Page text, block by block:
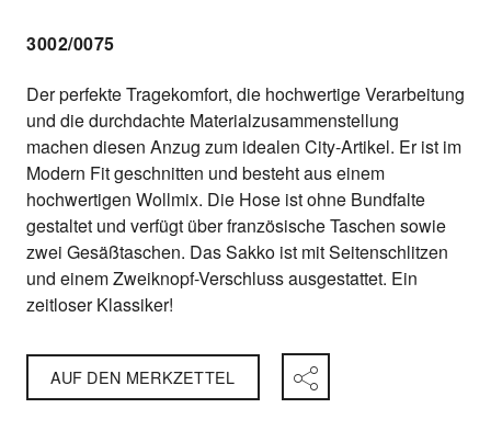
3002/0075
Der perfekte Tragekomfort, die hochwertige Verarbeitung
und die durchdachte Materialzusammenstellung
machen diesen Anzug zum idealen City-Artikel. Er ist im
Modern Fit geschnitten und besteht aus einem
hochwertigen Wollmix. Die Hose ist ohne Bundfalte
gestaltet und verfügt über französische Taschen sowie
zwei Gesäßtaschen. Das Sakko ist mit Seitenschlitzen
und einem Zweiknopf-Verschluss ausgestattet. Ein
zeitloser Klassiker!
AUF DEN MERKZETTEL